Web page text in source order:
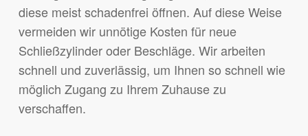
diese meist schadenfrei öffnen. Auf diese Weise
vermeiden wir unnötige Kosten für neue
Schließzylinder oder Beschläge. Wir arbeiten
schnell und zuverlässig, um Ihnen so schnell wie
möglich Zugang zu Ihrem Zuhause zu
verschaffen.